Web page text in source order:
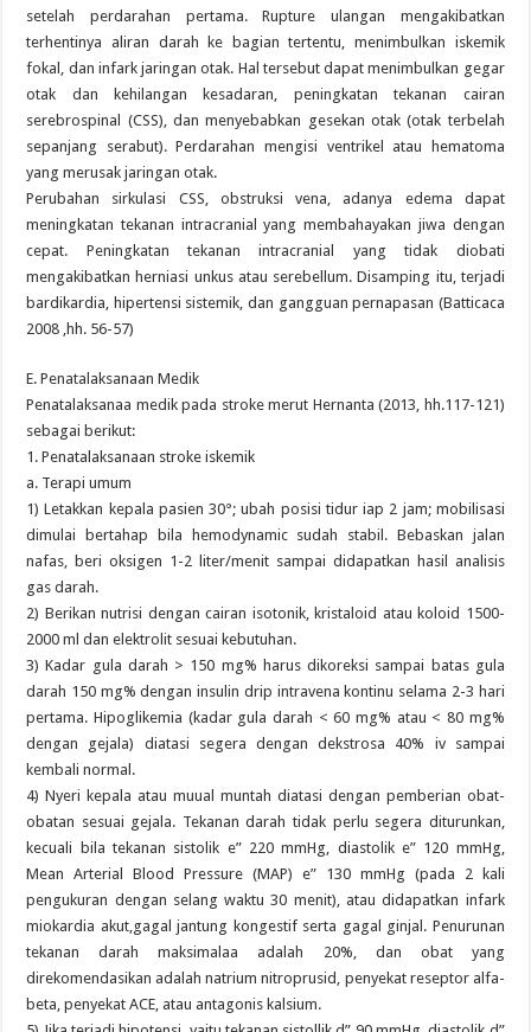
setelah perdarahan pertama. Rupture ulangan mengakibatkan
terhentinya aliran darah ke bagian tertentu, menimbulkan iskemik
fokal, dan infark jaringan otak. Hal tersebut dapat menimbulkan gegar
otak dan kehilangan kesadaran, peningkatan tekanan cairan
serebrospinal (CSS), dan menyebabkan gesekan otak (otak terbelah
sepanjang serabut). Perdarahan mengisi ventrikel atau hematoma
yang merusak jaringan otak.
Perubahan sirkulasi CSS, obstruksi vena, adanya edema dapat
meningkatan tekanan intracranial yang membahayakan jiwa dengan
cepat. Peningkatan tekanan intracranial yang tidak diobati
mengakibatkan herniasi unkus atau serebellum. Disamping itu, terjadi
bardikardia, hipertensi sistemik, dan gangguan pernapasan (Batticaca
2008 ,hh. 56-57)
E. Penatalaksanaan Medik
Penatalaksanaa medik pada stroke merut Hernanta (2013, hh.117-121)
sebagai berikut:
1. Penatalaksanaan stroke iskemik
a. Terapi umum
1) Letakkan kepala pasien 30°; ubah posisi tidur iap 2 jam; mobilisasi
dimulai bertahap bila hemodynamic sudah stabil. Bebaskan jalan
nafas, beri oksigen 1-2 liter/menit sampai didapatkan hasil analisis
gas darah.
2) Berikan nutrisi dengan cairan isotonik, kristaloid atau koloid 1500-
2000 ml dan elektrolit sesuai kebutuhan.
3) Kadar gula darah > 150 mg% harus dikoreksi sampai batas gula
darah 150 mg% dengan insulin drip intravena kontinu selama 2-3 hari
pertama. Hipoglikemia (kadar gula darah < 60 mg% atau < 80 mg%
dengan gejala) diatasi segera dengan dekstrosa 40% iv sampai
kembali normal.
4) Nyeri kepala atau muual muntah diatasi dengan pemberian obat-
obatan sesuai gejala. Tekanan darah tidak perlu segera diturunkan,
kecuali bila tekanan sistolik e” 220 mmHg, diastolik e” 120 mmHg,
Mean Arterial Blood Pressure (MAP) e” 130 mmHg (pada 2 kali
pengukuran dengan selang waktu 30 menit), atau didapatkan infark
miokardia akut,gagal jantung kongestif serta gagal ginjal. Penurunan
tekanan darah maksimalaa adalah 20%, dan obat yang
direkomendasikan adalah natrium nitroprusid, penyekat reseptor alfa-
beta, penyekat ACE, atau antagonis kalsium.